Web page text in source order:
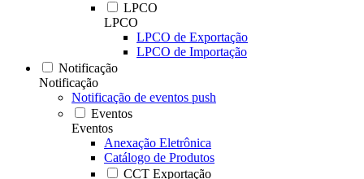
LPCO
LPCO
LPCO de Exportação
LPCO de Importação
Notificação
Notificação
Notificação de eventos push
Eventos
Eventos
Anexação Eletrônica
Catálogo de Produtos
CCT Exportação